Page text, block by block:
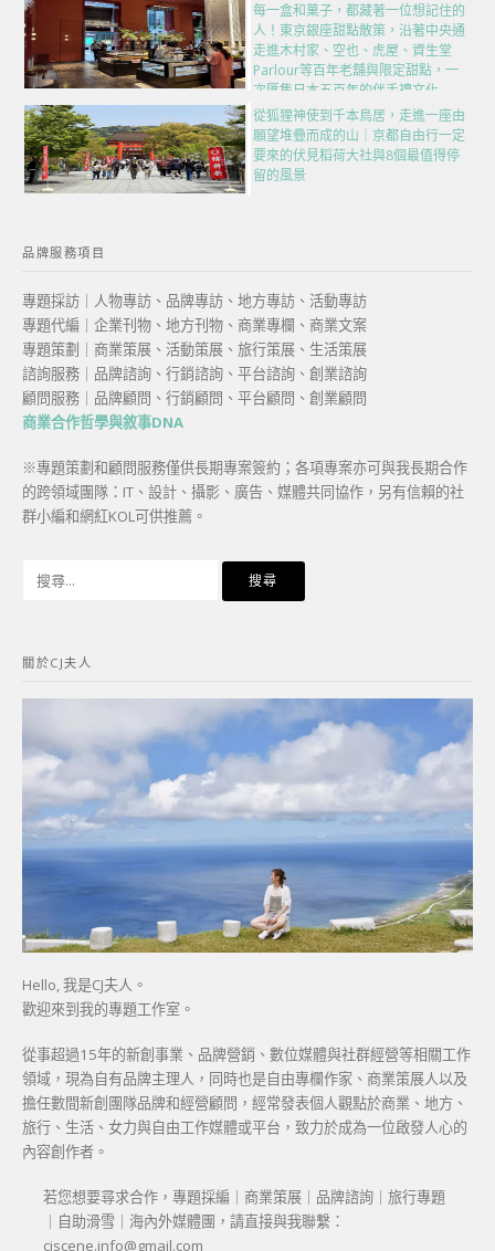
每一盒和菓子，都藏著一位想記住的
人！東京銀座甜點散策，沿著中央通
走進木村家、空也、虎屋、資生堂
Parlour等百年老舖與限定甜點，一
次匯集日本五百年的伴手禮文化
從狐狸神使到千本鳥居，走進一座由
願望堆疊而成的山｜京都自由行一定
要來的伏見稻荷大社與8個最值得停
留的風景
品牌服務項目
專題採訪｜人物專訪、品牌專訪、地方專訪、活動專訪
專題代編｜企業刊物、地方刊物、商業專欄、商業文案
專題策劃｜商業策展、活動策展、旅行策展、生活策展
諮詢服務｜品牌諮詢、行銷諮詢、平台諮詢、創業諮詢
顧問服務｜品牌顧問、行銷顧問、平台顧問、創業顧問
商業合作哲學與敘事DNA
※專題策劃和顧問服務僅供長期專案簽約；各項專案亦可與我長期合作
的跨領域團隊：IT、設計、攝影、廣告、媒體共同協作，另有信賴的社
群小編和網紅KOL可供推薦。
字:
關於CJ夫人
Hello, 我是CJ夫人。
歡迎來到我的專題工作室。
從事超過15年的新創事業、品牌營銷、數位媒體與社群經營等相關工作
領域，現為自有品牌主理人，同時也是自由專欄作家、商業策展人以及
擔任數間新創團隊品牌和經營顧問，經常發表個人觀點於商業、地方、
旅行、生活、女力與自由工作媒體或平台，致力於成為一位啟發人心的
內容創作者。
若您想要尋求合作，專題採編｜商業策展｜品牌諮詢｜旅行專題
｜自助滑雪｜海內外媒體團，請直接與我聯繫：
cjscene.info@gmail.com